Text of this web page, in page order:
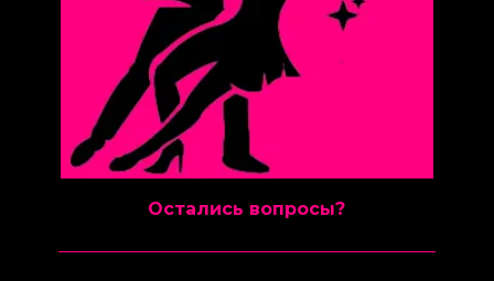
Остались вопросы?